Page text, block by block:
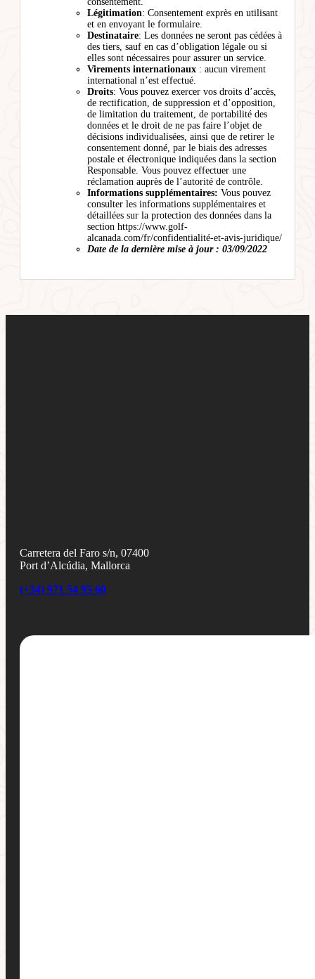
Légitimation: Consentement exprès en utilisant
et en envoyant le formulaire.
Destinataire: Les données ne seront pas cédées à
des tiers, sauf en cas d’obligation légale ou si
elles sont nécessaires pour assurer un service.
Virements internationaux : aucun virement
international n’est effectué.
Droits: Vous pouvez exercer vos droits d’accès,
de rectification, de suppression et d’opposition,
de limitation du traitement, de portabilité des
données et le droit de ne pas faire l’objet de
décisions individualisées, ainsi que de retirer le
consentement donné, par le biais des adresses
postale et électronique indiquées dans la section
Responsable. Vous pouvez effectuer une
réclamation auprès de l’autorité de contrôle.
Informations supplémentaires: Vous pouvez
consulter les informations supplémentaires et
détaillées sur la protection des données dans la
section https://www.golf-
alcanada.com/fr/confidentialité-et-avis-juridique/
Date de la dernière mise à jour : 03/09/2022
Carretera del Faro s/n, 07400
Port d’Alcúdia, Mallorca
(+34) 971 54 95 60